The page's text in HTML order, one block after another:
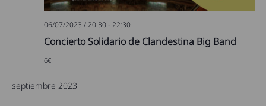
06/07/2023 / 20:30-22:30
Concierto Solidario de Clandestina Big Band
6€
septiembre 2023